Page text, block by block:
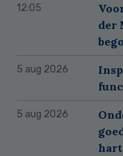
12:05
der
5 aug 2026
5 aug 2026